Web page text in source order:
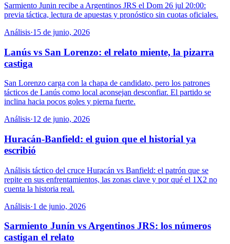
Sarmiento Junin recibe a Argentinos JRS el Dom 26 jul 20:00:
previa táctica, lectura de apuestas y pronóstico sin cuotas oficiales.
Análisis·15 de junio, 2026
Lanús vs San Lorenzo: el relato miente, la pizarra
castiga
San Lorenzo carga con la chapa de candidato, pero los patrones
tácticos de Lanús como local aconsejan desconfiar. El partido se
inclina hacia pocos goles y pierna fuerte.
Análisis·12 de junio, 2026
Huracán-Banfield: el guion que el historial ya
escribió
Análisis táctico del cruce Huracán vs Banfield: el patrón que se
repite en sus enfrentamientos, las zonas clave y por qué el 1X2 no
cuenta la historia real.
Análisis·1 de junio, 2026
Sarmiento Junín vs Argentinos JRS: los números
castigan el relato